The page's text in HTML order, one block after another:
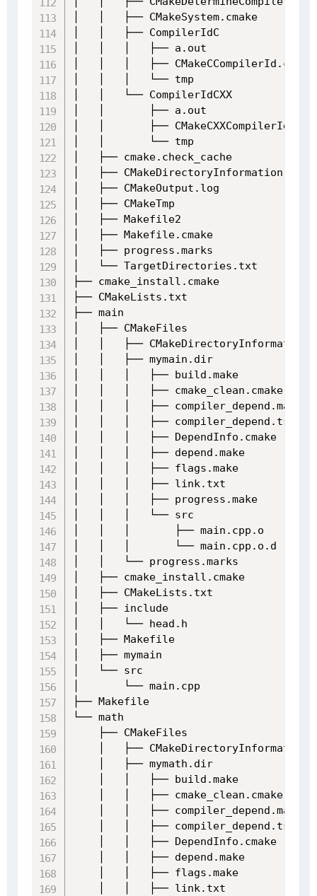
│   │   ├── CMakeSystem.cmake
│   │   ├── CompilerIdC
│   │   │   ├── a.out
│   │   │   ├── CMakeCCompilerId.c
│   │   │   └── tmp
│   │   └── CompilerIdCXX
│   │       ├── a.out
│   │       ├── CMakeCXXCompilerId.cpp
│   │       └── tmp
│   ├── cmake.check_cache
│   ├──
│   ├── CMakeOutput.log
│   ├── CMakeTmp
│   ├── Makefile2
│   ├── Makefile.cmake
│   ├── progress.marks
│   └── TargetDirectories.txt
├── cmake_install.cmake
├── CMakeLists.txt
├── main
│   ├── CMakeFiles
│   │   ├──
│   │   ├── mymain.dir
│   │   │   ├── build.make
│   │   │   ├── cmake_clean.cmake
│   │   │   ├── compiler_depend.make
│   │   │   ├── compiler_depend.ts
│   │   │   ├── DependInfo.cmake
│   │   │   ├── depend.make
│   │   │   ├── flags.make
│   │   │   ├── link.txt
│   │   │   ├── progress.make
│   │   │   └── src
│   │   │       ├── main.cpp.o
│   │   │       └── main.cpp.o.d
│   │   └── progress.marks
│   ├── cmake_install.cmake
│   ├── CMakeLists.txt
│   ├── include
│   │   └── head.h
│   ├── Makefile
│   ├── mymain
│   └── src
│       └── main.cpp
├── Makefile
└── math
    ├── CMakeFiles
│   ├──
    │   ├── mymath.dir
    │   │   ├── build.make
    │   │   ├── cmake_clean.cmake
    │   │   ├── compiler_depend.make
    │   │   ├── compiler_depend.ts
    │   │   ├── DependInfo.cmake
    │   │   ├── depend.make
    │   │   ├── flags.make
    │   │   ├── link.txt